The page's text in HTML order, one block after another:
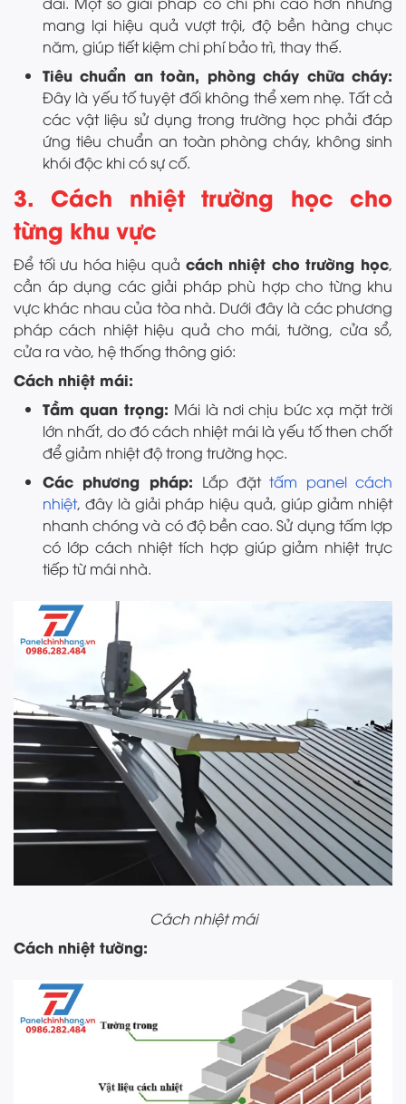
mang lại hiệu quả vượt trội, độ bền hàng chục
năm, giúp tiết kiệm chi phí bảo trì, thay thế.
Tiêu chuẩn an toàn, phòng cháy chữa cháy:
Đây là yếu tố tuyệt đối không thể xem nhẹ. Tất cả
các vật liệu sử dụng trong trường học phải đáp
ứng tiêu chuẩn an toàn phòng cháy, không sinh
khói độc khi có sự cố.
3. Cách nhiệt trường học cho
từng khu vực
Để tối ưu hóa hiệu quả cách nhiệt cho trường học,
cần áp dụng các giải pháp phù hợp cho từng khu
vực khác nhau của tòa nhà. Dưới đây là các phương
pháp cách nhiệt hiệu quả cho mái, tường, cửa sổ,
cửa ra vào, hệ thống thông gió:
Cách nhiệt mái:
Tầm quan trọng: Mái là nơi chịu bức xạ mặt trời
lớn nhất, do đó cách nhiệt mái là yếu tố then chốt
để giảm nhiệt độ trong trường học.
Các phương pháp: Lắp đặttấm panel cách
nhiệt, đây là giải pháp hiệu quả, giúp giảm nhiệt
nhanh chóng và có độ bền cao. Sử dụng tấm lợp
có lớp cách nhiệt tích hợp giúp giảm nhiệt trực
tiếp từ mái nhà.
Cách nhiệt mái
Cách nhiệt tường: